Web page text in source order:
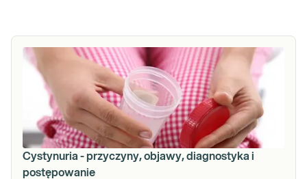
Cystynuria - przyczyny, objawy, diagnostyka i
postępowanie